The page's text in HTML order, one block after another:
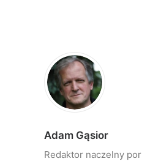
Adam Gąsior
Redaktor naczelny